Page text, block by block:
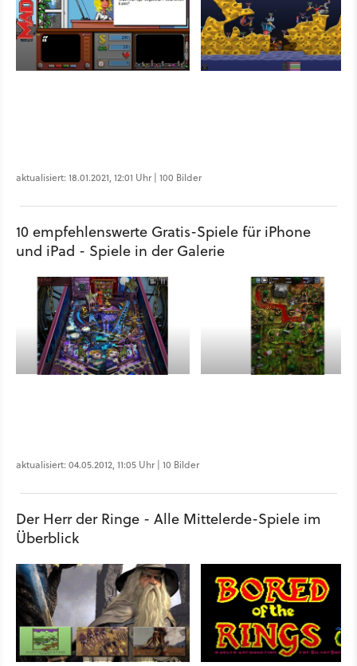
aktualisiert: 18.01.2021, 12:01 Uhr | 100 Bilder
10 empfehlenswerte Gratis-Spiele für iPhone
und iPad - Spiele in der Galerie
aktualisiert: 04.05.2012, 11:05 Uhr | 10 Bilder
Der Herr der Ringe - Alle Mittelerde-Spiele im
Überblick